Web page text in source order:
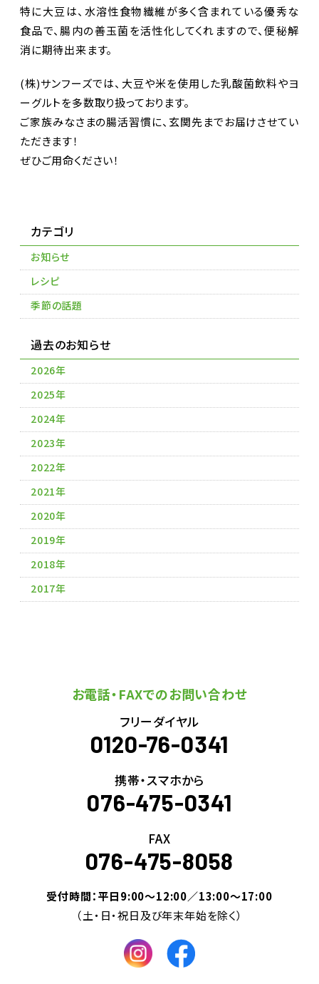
特に大豆は、水溶性食物繊維が多く含まれている優秀な
食品で、腸内の善玉菌を活性化してくれますので、便秘解
消に期待出来ます。
(株)サンフーズでは、大豆や米を使用した乳酸菌飲料やヨ
ーグルトを多数取り扱っております。
ご家族みなさまの腸活習慣に、玄関先までお届けさせてい
ただきます！
ぜひご用命ください！
カテゴリ
お知らせ
レシピ
季節の話題
過去のお知らせ
2026年
2025年
2024年
2023年
2022年
2021年
2020年
2019年
2018年
2017年
お電話・FAXでのお問い合わせ
フリーダイヤル
0120-76-0341
携帯・スマホから
076-475-0341
FAX
076-475-8058
受付時間：平日9:00～12:00／13:00～17:00
（土・日・祝日及び年末年始を除く）